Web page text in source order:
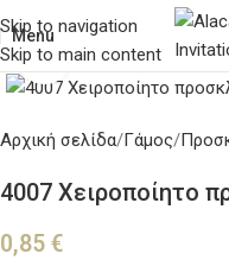
Skip to navigation
Skip to main content
Menu
Κλικ για μεγέθυνση
Αρχική σελίδα Γάμος
4007 Χειροποίητο
0,85 €